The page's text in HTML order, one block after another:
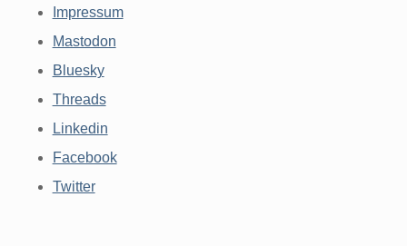
Impressum
Mastodon
Bluesky
Threads
Linkedin
Facebook
Twitter